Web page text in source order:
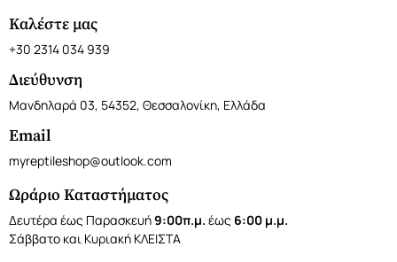
Καλέστε μας
+30 2314 034 939
Διεύθυνση
Μανδηλαρά 03, 54352, Θεσσαλονίκη, Ελλάδα
Email
myreptileshop@outlook.com
Ωράριο Καταστήματος
Δευτέρα έως Παρασκευή9:00π.μ. έως 6:00 μ.μ.
Σάββατο και Κυριακή ΚΛΕΙΣΤΑ